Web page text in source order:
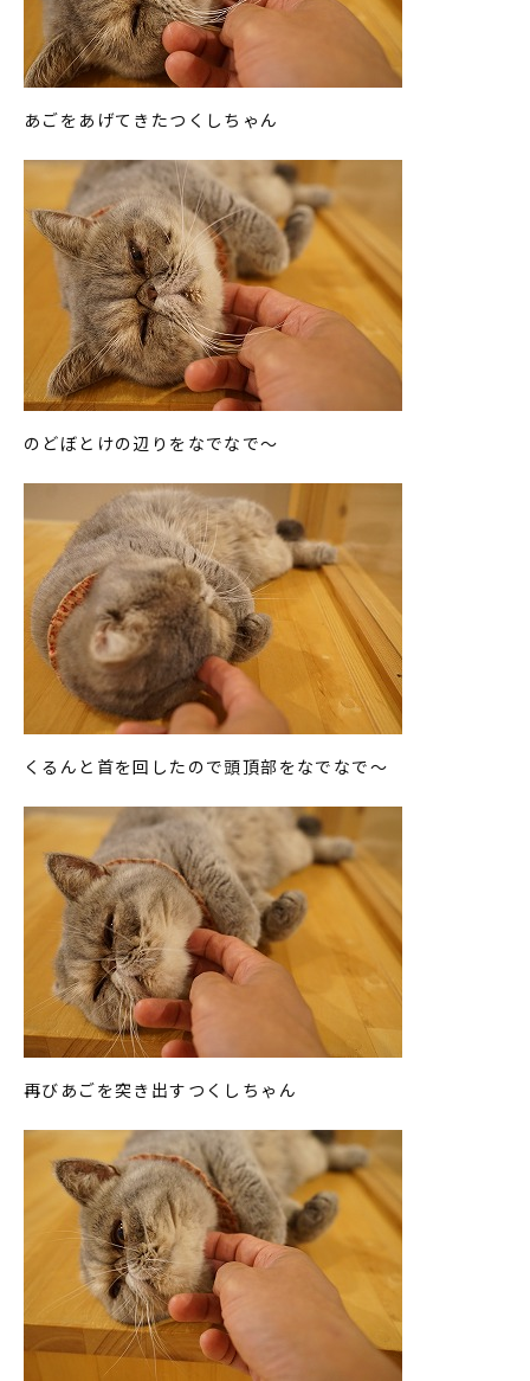
あごをあげてきたつくしちゃん
のどぼとけの辺りをなでなで～
くるんと首を回したので頭頂部をなでなで～
再びあごを突き出すつくしちゃん